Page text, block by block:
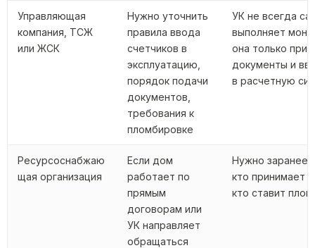
Управляющая
компания, ТСЖ
или ЖСК
Нужно уточнить
правила ввода
счетчиков в
эксплуатацию,
порядок подачи
документов,
требования к
пломбировке
УК не всегда
выполняет
она только
документы и
в расчетную
Ресурсоснабжаю
щая организация
Если дом
работает по
прямым
договорам или
УК направляет
обращаться
Нужно заранее
кто принимает
кто ставит